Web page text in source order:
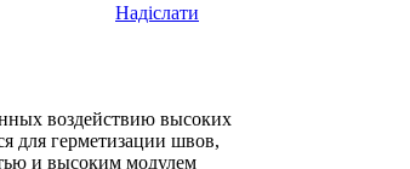
Надіслати
воздействию высоких
для герметизации швов,
и высоким модулем